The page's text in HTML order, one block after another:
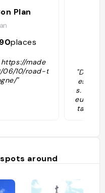
Plan
places
made
06/10/road-t
"
"Dans
es
s. Deux
eux
table
s.
e vue
bes
around